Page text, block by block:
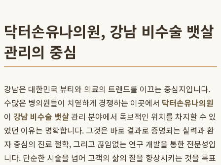
닥터손유나의원, 강남 비수술 뱃살
관리의 중심
강남은 대한민국 뷰티와 의료의 트렌드를 이끄는 중심지입니다.
수많은 병의원들이 치열하게 경쟁하는 이곳에서 닥터손유나의원
이 강남 비수술 뱃살관리 분야에서 독보적인 위치를 차지할 수 있
었던 이유는 명확합니다. 그것은 바로 결과로 증명되는 실력과 환
자 중심의 진료 철학, 그리고 끊임없는 연구 개발을 통한 전문성입
니다. 단순한 시술을 넘어 고객의 삶의 질을 향상시키는 것을 목표